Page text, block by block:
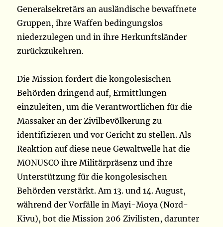
Generalsekretärs an ausländische bewaffnete
Gruppen, ihre Waffen bedingungslos
niederzulegen und in ihre Herkunftsländer
zurückzukehren.
Die Mission fordert die kongolesischen
Behörden dringend auf, Ermittlungen
einzuleiten, um die Verantwortlichen für die
Massaker an der Zivilbevölkerung zu
identifizieren und vor Gericht zu stellen. Als
Reaktion auf diese neue Gewaltwelle hat die
MONUSCO ihre Militärpräsenz und ihre
Unterstützung für die kongolesischen
Behörden verstärkt. Am 13. und 14. August,
während der Vorfälle in Mayi-Moya (Nord-
Kivu), bot die Mission 206 Zivilisten, darunter